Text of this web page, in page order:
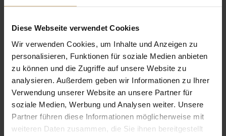
Diese Webseite verwendet Cookies
Wir verwenden Cookies, um Inhalte und Anzeigen zu
personalisieren, Funktionen für soziale Medien anbieten
zu können und die Zugriffe auf unsere Website zu
analysieren. Außerdem geben wir Informationen zu Ihrer
Verwendung unserer Website an unsere Partner für
soziale Medien, Werbung und Analysen weiter. Unsere
Partner führen diese Informationen möglicherweise mit
weiteren Daten zusammen, die Sie ihnen bereitgestellt